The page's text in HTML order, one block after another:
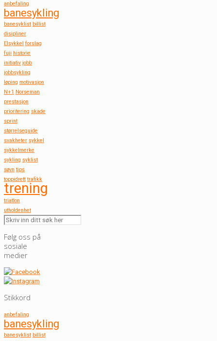
anbefaling
banesykling
banesyklist billist
disipliner
Elsykkel forslag
fuji historie
initiativ jobb
jobbsykling
løping motivasjon
N+1 Norseman
prestasjon
prioritering skade
sprint
størrelseguide
svakheter sykkel
sykkelmerke
sykling syklist
søvn tips
toppidrett trafikk
trening
triatlon
utholdenhet
Følg oss på
sosiale
medier
Stikkord
anbefaling
banesykling
banesyklist billist